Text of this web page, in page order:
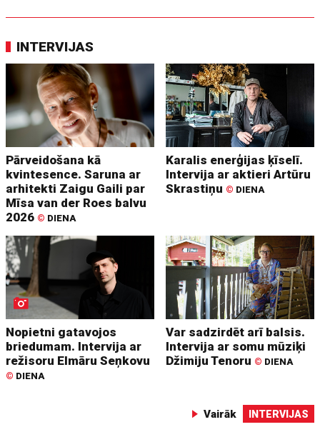
INTERVIJAS
Pārveidošana kā
kvintesence. Saruna ar
arhitekti Zaigu Gaili par
Mīsa van der Roes balvu
2026 © DIENA
Karalis enerģijas ķīselī.
Intervija ar aktieri Artūru
Skrastiņu © DIENA
Nopietni gatavojos
briedumam. Intervija ar
režisoru Elmāru Seņkovu
© DIENA
Var sadzirdēt arī balsis.
Intervija ar somu mūziķi
Džimiju Tenoru © DIENA
Vairāk INTERVIJAS